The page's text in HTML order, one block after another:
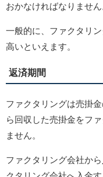
おかなければなりません
一般的に、ファクタリ
高いといえます。
返済期間
ファクタリングは売掛
ら回収した売掛金をフ
ません。
ファクタリング会社か